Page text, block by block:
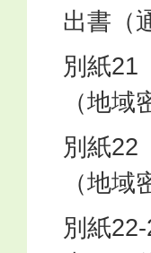
出書（
別紙
（地域
別紙
（地域
別紙